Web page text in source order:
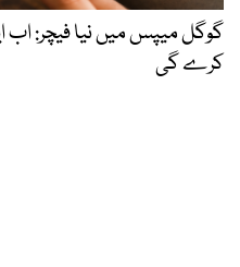
گوگل میپس میں نیا فیچر: اب
کرے گی